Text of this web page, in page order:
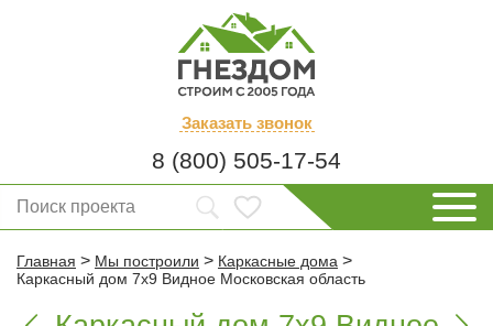
Заказать звонок
8 (800) 505-17-54
Главная > Мы построили > Каркасные дома >
Каркасный дом 7х9 Видное Московская область